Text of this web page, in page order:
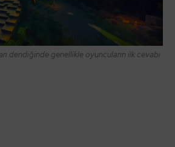
dendiğinde genellikle oyuncuların ilk cevabı